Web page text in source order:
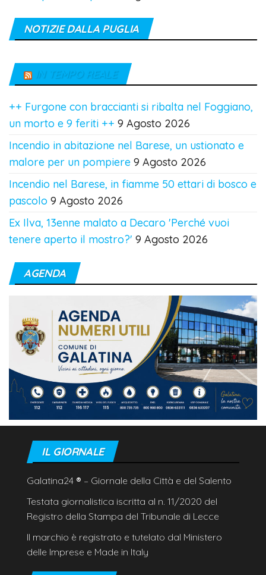
NOTIZIE DALLA PUGLIA
IN TEMPO REALE
++ Furgone con braccianti si ribalta nel Foggiano,
un morto e 9 feriti ++ 9 Agosto 2026
Incendio in abitazione nel Barese, un ustionato e
malore per un pompiere 9 Agosto 2026
Incendio nel Barese, in fiamme 50 ettari di bosco e
pascolo 9 Agosto 2026
Ex Ilva, 13enne malato a Decaro 'Perché vuoi
tenere aperto il mostro?' 9 Agosto 2026
AGENDA
IL GIORNALE
Galatina24 ® – Giornale della Città e del Salento
Testata giornalistica iscritta al n. 11/2020 del
Registro della Stampa del Tribunale di Lecce
Il marchio è registrato e tutelato dal Ministero
delle Imprese e Made in Italy